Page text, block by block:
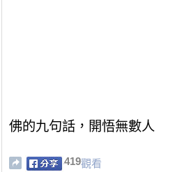
佛的九句話，開悟無數人
419觀看